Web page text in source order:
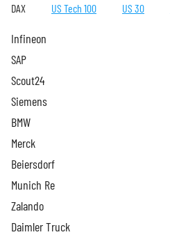
DAX US Tech 100 US 30
Infineon
SAP
Scout24
Siemens
BMW
Merck
Beiersdorf
Munich Re
Zalando
Daimler Truck